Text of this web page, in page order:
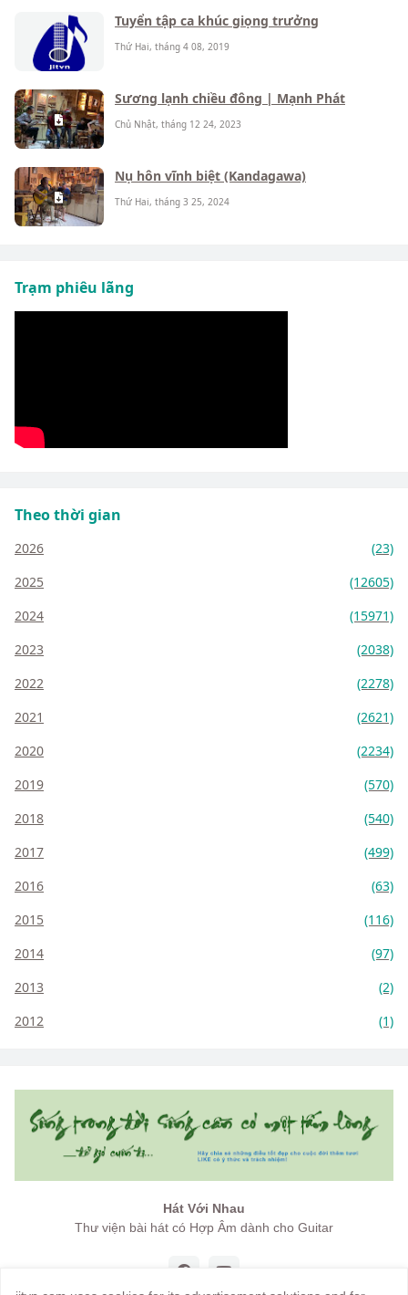
Tuyển tập ca khúc giọng trưởng
Thứ Hai, tháng 4 08, 2019
Sương lạnh chiều đông | Mạnh Phát
Chủ Nhật, tháng 12 24, 2023
Nụ hôn vĩnh biệt (Kandagawa)
Thứ Hai, tháng 3 25, 2024
Trạm phiêu lãng
Theo thời gian
2026
(23)
2025
(12605)
2024
(15971)
2023
(2038)
2022
(2278)
2021
(2621)
2020
(2234)
2019
(570)
2018
(540)
2017
(499)
2016
(63)
2015
(116)
2014
(97)
2013
(2)
2012
(1)
Hát Với Nhau
Thư viện bài hát có Hợp Âm dành cho Guitar